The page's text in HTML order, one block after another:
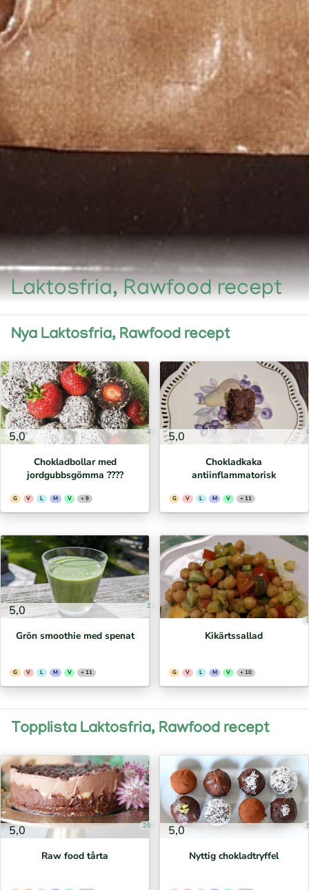
Laktosfria, Rawfood recept
Nya Laktosfria, Rawfood recept
5,0 4
Chokladbollar med
jordgubbsgömma ????
G V L M V + 9
5,0
Chokladkaka
antiinflammatorisk
G V L M V + 11
5,0 2
Grön smoothie med spenat
G V L M V + 11
Kikärtssallad
G V L M V + 10
Topplista Laktosfria, Rawfood recept
5,0 20
Raw food tårta
5,0
Nyttig chokladtryffel